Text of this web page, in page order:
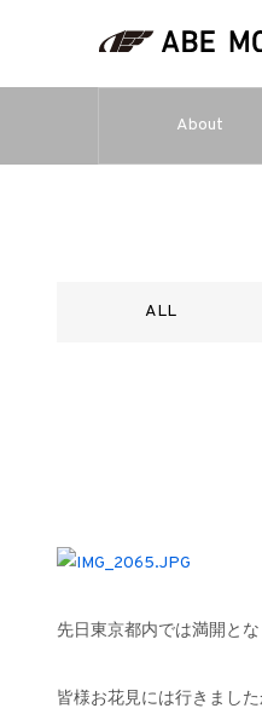
About
ALL
先日東京都内では満開と
皆様お花見には行きました